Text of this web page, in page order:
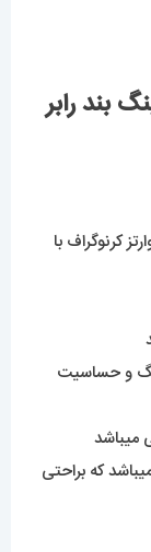
بند رابر
کرنوگراف با
و حساسیت
میباشد
که براحتی